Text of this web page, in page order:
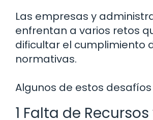
Las empresas y
enfrentan a varios retos
dificultar el cumplimiento
normativas.
Algunos de estos desafíos
1 Falta de Recursos